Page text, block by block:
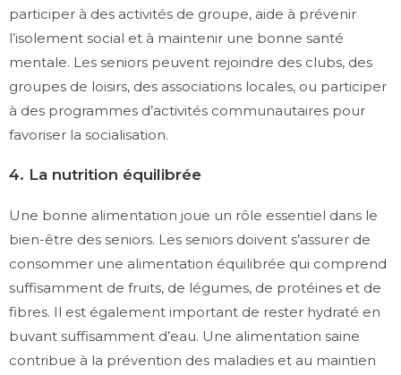
participer à des activités de groupe, aide à prévenir
l’isolement social et à maintenir une bonne santé
mentale. Les seniors peuvent rejoindre des clubs, des
groupes de loisirs, des associations locales, ou participer
à des programmes d’activités communautaires pour
favoriser la socialisation.
4. La nutrition équilibrée
Une bonne alimentation joue un rôle essentiel dans le
bien-être des seniors. Les seniors doivent s’assurer de
consommer une alimentation équilibrée qui comprend
suffisamment de fruits, de légumes, de protéines et de
fibres. Il est également important de rester hydraté en
buvant suffisamment d’eau. Une alimentation saine
contribue à la prévention des maladies et au maintien